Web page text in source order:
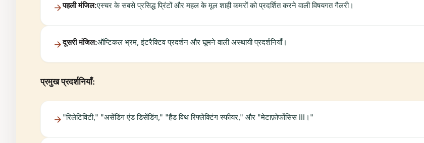
पहली मंजिल:एस्चर के सबसे प्रसिद्ध प्रिंटों और महल के मूल शाही कमरों को प्रदर्शित करने वाली विषयगत गैलरी।
दूसरी मंजिल:ऑप्टिकल भ्रम, इंटरैक्टिव प्रदर्शन और घूमने वाली अस्थायी प्रदर्शनियाँ।
प्रमुख प्रदर्शनियाँ:
"रिलेटिविटी," "असेंडिंग एंड डिसेंडिंग," "हैंड विथ रिफ्लेक्टिंग स्फीयर," और "मेटाफ़ोर्फोसिस III।"